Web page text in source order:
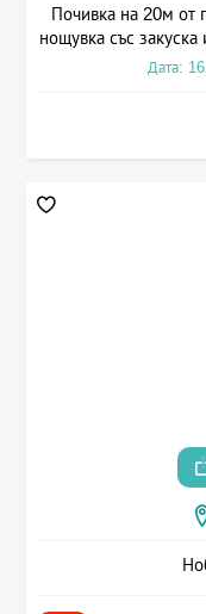
Почивка на 20м от
нощувка със
Дата: